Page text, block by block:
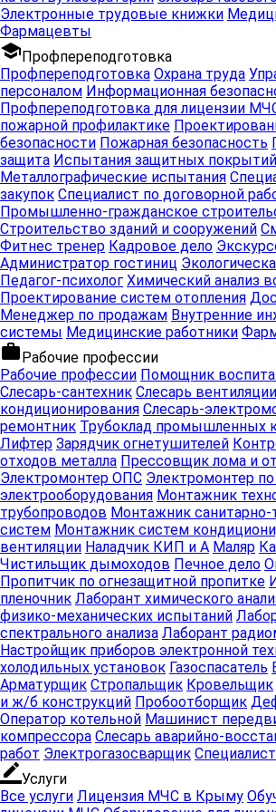
безопасность
анализ
chevron_right Доступная
среда
chevron_right Менеджер
по продажам
chevron_right
системы
chevron_right
Фармацевты
chevron_right Помощник
воспитателя
chevron_right Оператор
АЗС
chevron_right
сантехник
chevron_right Слесарь-
электромонтажник
chevron_right Слесарь-
ремонтник
труб
chevron_right Зарядчик
огнетушителей
chevron_right Контролер
лома и
отходов
металла
chevron_right
лома и
отходов
металла
chevron_right
Электромонтер
по ремонту
электрооборудования
chevron_right
Монтажник
технологических
трубопроводов
chevron_right
систем
chevron_right Наладчик
КИП и А
chevron_right Маляр chevron_right
chevron_right Печное
chevron_right
Электронные трудовые книжки
Фармацевты
schoolПрофпереподготовка
Профпереподготовка Охрана труда
персоналом Информационная
Профпереподготовка для лицензии
пожарной профилактике
безопасности Пожарная безопасность
защита Испытания защитных покрытий
Металлографические испытания
закупок Специалист по договорной
Промышленно-гражданское
Строительство зданий и сооружений
Фитнес тренер Кадровое дело
Администратор гостиниц
Педагог-психолог Химический анализ
Проектирование систем отопления
Менеджер по продажам Внутренние
системы Медицинские работники
workРабочие профессии
Рабочие профессии Помощник
Слесарь-сантехник Слесарь
кондиционирования Слесарь-
ремонтник Трубоклад промышленных
Лифтер Зарядчик огнетушителей
отходов металла Прессовщик лома и
Электромонтер ОПС Электромонтер
электрооборудования Монтажник
трубопроводов Монтажник санитарно-
систем Монтажник систем
вентиляции Наладчик КИП и А Маляр
Чистильщик дымоходов Печное дело
Пропитчик по огнезащитной пропитке
пленочник Лаборант химического
физико-механических испытаний
спектрального анализа Лаборант
Настройщик приборов электронной
холодильных установок Газоспасатель
Арматурщик Стропальщик Кровельщик
и ж/б конструкций Пробоотборщик
Оператор котельной Машинист
компрессора Слесарь аварийно-
работ Электрогазосварщик
border_colorУслуги
Все услуги Лицензия МЧС в Крыму